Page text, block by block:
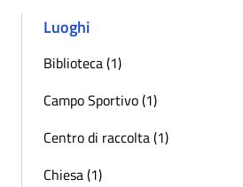
Luoghi
Biblioteca (1)
Campo Sportivo (1)
Centro di raccolta (1)
Chiesa (1)